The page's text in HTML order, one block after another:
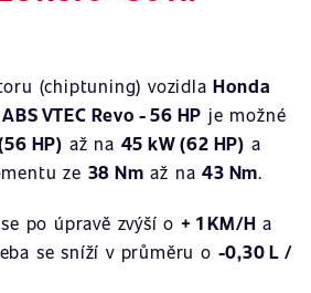
(chiptuning) vozidlaHonda
VTEC Revo - 56 HP je možné
HP) až na 45 kW (62 HP) a
ze 38 Nm až na43 Nm.
po úpravě zvýší o + 1 KM/H a
se sníží v průměru o -0,30 L /